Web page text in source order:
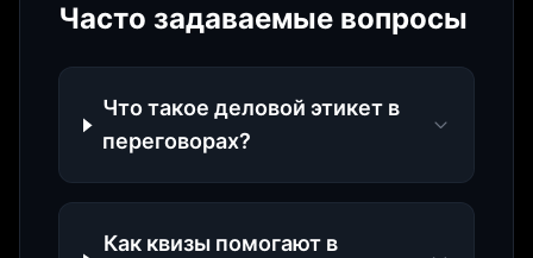
Часто задаваемые вопросы
Что такое деловой этикет в
переговорах?
Как квизы помогают в